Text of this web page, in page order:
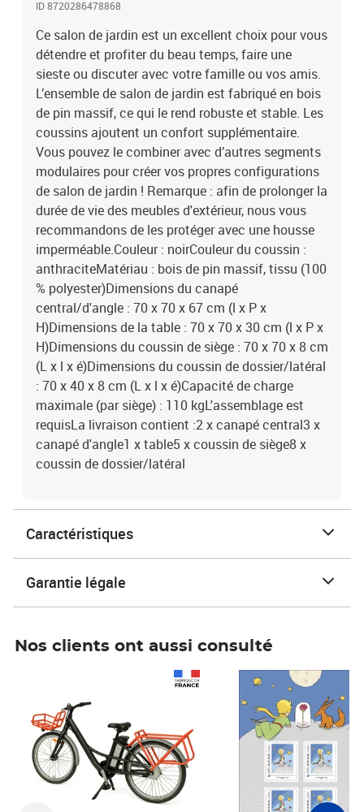
é)Capacité de charge maximale (par siège) : 110 kgL'assemblage
est requisLa livraison contient :2 x canapé central3 x canapé
d'angle1 x table5 x coussin de siège8 x coussin de dossier/latéral
ID 8720286478868
Ce salon de jardin est un excellent choix pour vous
détendre et profiter du beau temps, faire une
sieste ou discuter avec votre famille ou vos amis.
L’ensemble de salon de jardin est fabriqué en bois
de pin massif, ce qui le rend robuste et stable. Les
coussins ajoutent un confort supplémentaire.
Vous pouvez le combiner avec d’autres segments
modulaires pour créer vos propres configurations
de salon de jardin ! Remarque : afin de prolonger la
durée de vie des meubles d'extérieur, nous vous
recommandons de les protéger avec une housse
imperméable.Couleur : noirCouleur du coussin :
anthraciteMatériau : bois de pin massif, tissu (100
% polyester)Dimensions du canapé
central/d'angle : 70 x 70 x 67 cm (l x P x
H)Dimensions de la table : 70 x 70 x 30 cm (l x P x
H)Dimensions du coussin de siège : 70 x 70 x 8 cm
(L x l x é)Dimensions du coussin de dossier/latéral
: 70 x 40 x 8 cm (L x l x é)Capacité de charge
maximale (par siège) : 110 kgL'assemblage est
requisLa livraison contient :2 x canapé central3 x
canapé d'angle1 x table5 x coussin de siège8 x
coussin de dossier/latéral
Caractéristiques
Garantie légale
Nos clients ont aussi consulté
Prix 7,50€